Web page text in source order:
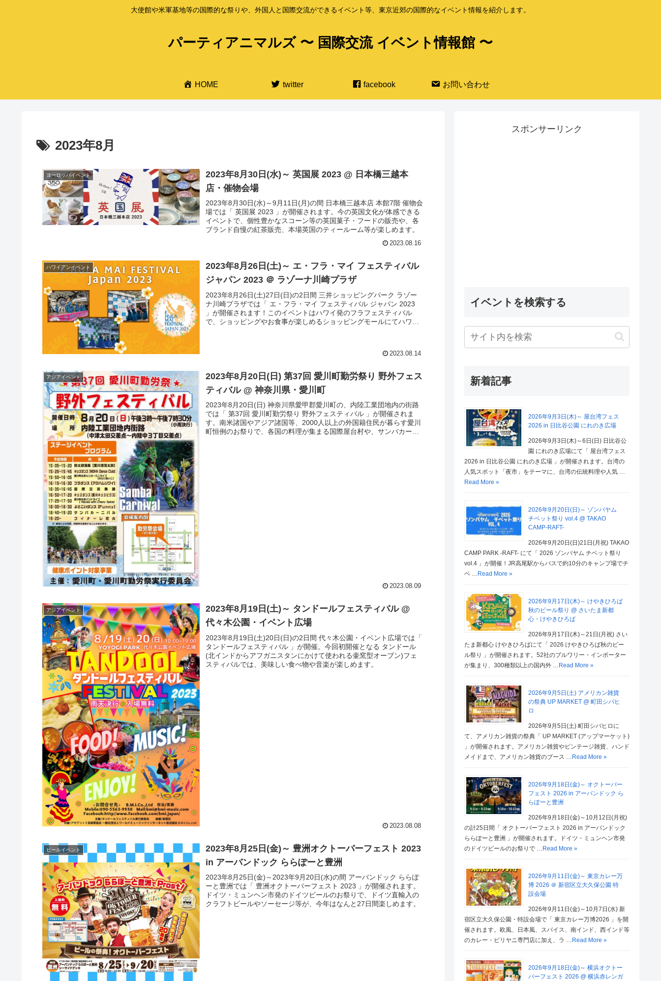
大使館や米軍基地等の国際的な祭りや、外国人と国際交流ができるイベント等、東京近郊の国際的なイベント情報を紹介します。
パーティアニマルズ 〜 国際交流 イベント情報館 〜
HOME twitter facebook お問い合わせ
2023年8月
ヨーロッパイベント
2023年8月30日(水)～ 英国展 2023 @ 日本橋三越本
店・催物会場
2023年8月30日(水)～9月11日(月)の間 日本橋三越本店 本館7階 催物会
場では「 英国展 2023 」が開催されます。今の英国文化が体感できる
イベントで、個性豊かなスコーン等の英国菓子・フードの販売や、各
ブランド自慢の紅茶販売、本場英国のティールーム等が楽しめます。
2023.08.16
ハワイアンイベント
2023年8月26日(土)～ エ・フラ・マイ フェスティバル
ジャパン 2023 ＠ ラゾーナ川崎プラザ
2023年8月26日(土)27日(日)の2日間 三井ショッピングパーク ラゾー
ナ川崎プラザでは「 エ・フラ・マイ フェスティバル ジャパン 2023
」が開催されます！このイベントはハワイ発のフラフェスティバル
で、ショッピングやお食事が楽しめるショッピングモールにてハワイ
2023.08.14
アジアイベント
2023年8月20日(日) 第37回 愛川町勤労祭り 野外フェス
ティバル @ 神奈川県・愛川町
2023年8月20日(日) 神奈川県愛甲郡愛川町の、内陸工業団地内の街路
では「 第37回 愛川町勤労祭り 野外フェスティバル 」が開催されま
す。南米諸国やアジア諸国等、2000人以上の外国籍住民が暮らす愛川
町恒例のお祭りで、各国の料理が集まる国際屋台村や、サンバカーニ
2023.08.09
アジアイベント
2023年8月19日(土)～ タンドールフェスティバル @
代々木公園・イベント広場
2023年8月19日(土)20日(日)の2日間 代々木公園・イベント広場では「
タンドールフェスティバル 」が開催。今回初開催となる タンドール
(北インドからアフガニスタンにかけて使われる壷窯型オーブン)フェ
スティバルでは、美味しい食べ物や音楽が楽しめます。
2023.08.08
ビールイベント
2023年8月25日(金)～ 豊洲オクトーバーフェスト 2023
in アーバンドック ららぽーと豊洲
2023年8月25日(金)～2023年9月20日(水)の間 アーバンドック ららぽ
ーと豊洲では「 豊洲オクトーバーフェスト 2023 」が開催されます。
ドイツ・ミュンヘン市発のドイツビールのお祭りで、ドイツ直輸入の
クラフトビールやソーセージ等が、今年はなんと27日間楽しめます。
スポンサーリンク
イベントを検索する
新着記事
2026年9月3日(木)～ 屋台湾フェス
2026 in 日比谷公園 にれのき広場
2026年9月3日(木)～6日(日) 日比谷公
園 にれのき広場にて「 屋台湾フェス
2026 in 日比谷公園 にれのき広場 」が開催されます。台湾の
人気スポット「夜市」をテーマに、台湾の伝統料理や人気 …
Read More »
2026年9月20日(日)～ ゾンバヤム
チベット祭り vol.4 @ TAKAO
CAMP-RAFT-
2026年9月20日(日)21日(月祝) TAKAO
CAMP PARK -RAFT- にて「 2026 ゾンバヤム チベット祭り
vol.4 」が開催！JR高尾駅からバスで約10分のキャンプ場でチ
ベ … Read More »
2026年9月17日(木)～ けやきひろば
秋のビール祭り @ さいたま新都
心・けやきひろば
2026年9月17日(木)～21日(月祝) さい
たま新都心 けやきひろばにて「 2026 けやきひろば秋のビー
ル祭り 」が開催されます。52社のブルワリー・インポーター
が集まり、300種類以上の国内外 … Read More »
2026年9月5日(土) アメリカン雑貨
の祭典 UP MARKET @ 町田シバヒ
ロ
2026年9月5日(土) 町田シバヒロに
て、アメリカン雑貨の祭典「 UP MARKET (アップマーケット)
」が開催されます。アメリカン雑貨やビンテージ雑貨、ハンド
メイドまで、アメリカン雑貨のブース … Read More »
2026年9月18日(金)～ オクトーバー
フェスト 2026 in アーバンドック ら
らぽーと豊洲
2026年9月18日(金)～10月12日(月祝)
の計25日間「 オクトーバーフェスト 2026 in アーバンドック
ららぽーと豊洲 」が開催されます。ドイツ・ミュンヘン市発
のドイツビールのお祭りで … Read More »
2026年9月11日(金)～ 東京カレー万
博 2026 ＠ 新宿区立大久保公園 特
設会場
2026年9月11日(金)～10月7日(水) 新
宿区立大久保公園・特設会場で「 東京カレー万博2026 」を開
催されます。欧風、日本風、スパイス、南インド、西インド等
のカレー・ビリヤニ専門店に加え、ラ … Read More »
2026年9月18日(金)～ 横浜オクトー
バーフェスト 2026 @ 横浜赤レンガ